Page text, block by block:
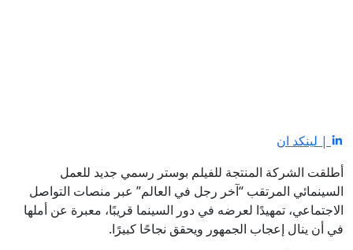
| لينكد ان
أطلقت الشركة المنتجة للفيلم بوستر رسمي جديد للعمل
السينمائي المرتقب “آخر رجل في العالم” عبر منصات التواصل
الاجتماعي، تمهيدًا لعرضه في دور السينما قريبًا، معبرة عن أملها
في أن ينال إعجاب الجمهور ويحقق نجاحًا كبيرًا.